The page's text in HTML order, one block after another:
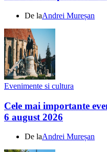
De laAndrei Mureșan
Evenimente si cultura
Cele mai importante
6 august 2026
De laAndrei Mureșan